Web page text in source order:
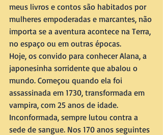
meus livros e contos são habitados por
mulheres empoderadas e marcantes, não
importa se a aventura acontece na Terra,
no espaço ou em outras épocas.
Hoje, os convido para conhecer Alana, a
japonesinha sorridente que abalou o
mundo. Começou quando ela foi
assassinada em 1730, transformada em
vampira, com 25 anos de idade.
Inconformada, sempre lutou contra a
sede de sangue. Nos 170 anos seguintes